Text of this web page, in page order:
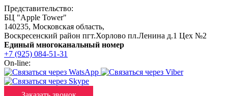
Представительство:
БЦ "Apple Tower"
140235, Московская область,
Воскресенский район пгт.Хорлово пл.Ленина д.1 Цех №2
Единый многоканальный номер
+7 (925) 084-51-31
On-line: